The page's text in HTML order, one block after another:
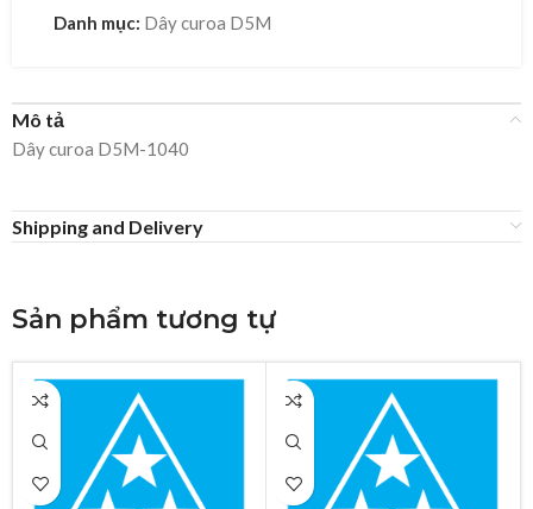
Danh mục: Dây curoa D5M
Mô tả
Dây curoa D5M-1040
Shipping and Delivery
Sản phẩm tương tự